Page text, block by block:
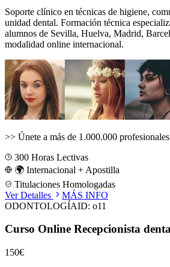
Soporte clínico en técnicas de higiene,
unidad dental. Formación técnica
alumnos de Sevilla, Huelva, Madrid,
modalidad online internacional.
>> Únete a más de 1.000.000
300 Horas Lectivas
🌍 Internacional + Apostilla
Titulaciones Homologadas
Ver Detalles
MÁS INFO
ODONTOLOGÍAID: o11
Curso Online Recepcionista
150€